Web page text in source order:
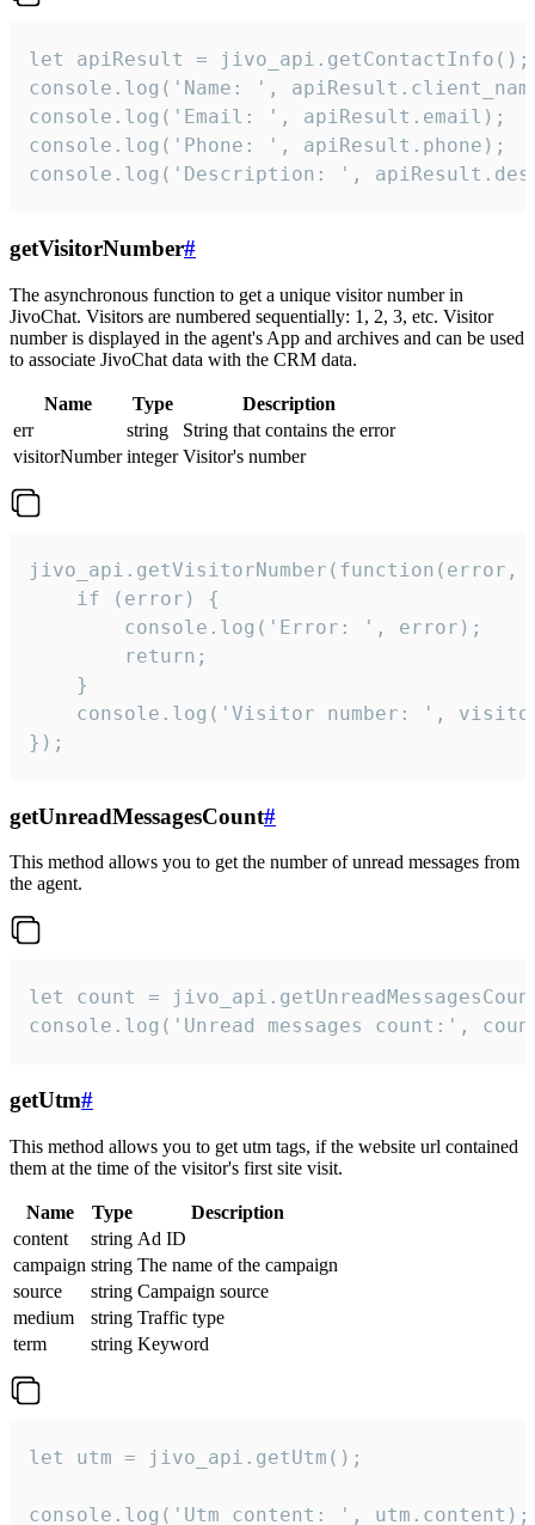
let apiResult = jivo_api.getContactInfo();
console.log('Name: ',
console.log('Email: ', apiResult.email);
console.log('Phone: ', apiResult.phone);
console.log('Description: ',
getVisitorNumber#
The asynchronous function to get a unique visitor number in
JivoChat. Visitors are numbered sequentially: 1, 2, 3, etc. Visitor
number is displayed in the agent's App and archives and can be used
to associate JivoChat data with the CRM data.
Name Type
Description
err
string
String that contains the error
visitorNumber integer Visitor's number
jivo_api.getVisitorNumber(function(error,
    if (error) {
        console.log('Error: ', error);
        return;
    }
console.log('Visitor number: ',
});
getUnreadMessagesCount#
This method allows you to get the number of unread messages from
the agent.
let count =
console.log('Unread messages count:',
getUtm#
This method allows you to get utm tags, if the website url contained
them at the time of the visitor's first site visit.
Name Type
Description
content
string Ad ID
campaign string The name of the campaign
source
string Campaign source
medium
string Traffic type
term
string Keyword
let utm = jivo_api.getUtm();
console.log('Utm content: ', utm.content);